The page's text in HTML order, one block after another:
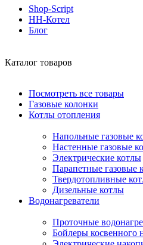
Shop-Script
НН-Котел
Блог
Каталог товаров
Посмотреть все товары
Газовые колонки
Котлы отопления
Напольные газовые
Настенные газовые
Электрические котлы
Парапетные газовые
Твердотопливные
Дизельные котлы
Водонагреватели
Проточные
Бойлеры косвенного